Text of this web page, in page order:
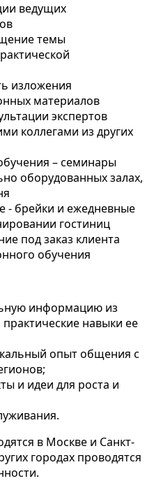
ведущих
темы
изложения
материалов
экспертов
коллегами из других
– семинары
оборудованных залах,
- брейки и ежедневные
гостиниц
под заказ клиента
обучения
информацию из
навыки ее
опыт общения с
и идеи для роста и
в Москве и Санкт-
городах проводятся